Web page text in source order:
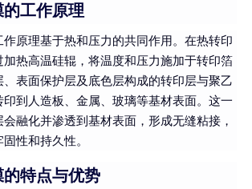
工作原理
原理基于热和压力的共同作用。在热转印
热高温硅辊，将温度和压力施加于转印箔
表面保护层及底色层构成的转印层与聚乙
到人造板、金属、玻璃等基材表面。这一
融化并渗透到基材表面，形成无缝粘接，
性和持久性。
特点与优势